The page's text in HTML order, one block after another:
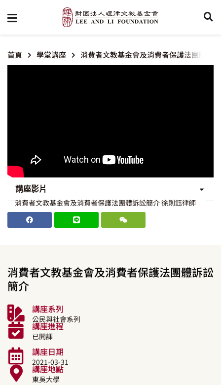
首頁 學堂講座 消費者文教基金會及消費者保護法團體訴
講座影片
消費者文教基金會及消費者保護法團體訴訟簡介 徐則鈺律師
消費者文教基金會及消費者保護法團體訴訟
簡介
講座系列
公民與社會系列
講座進程
已開課
講座日期
2021-03-31
講座地點
東吳大學